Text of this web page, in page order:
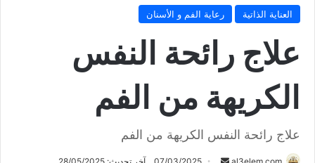
العناية الذاتية رعاية الفم و الأسنان
علاج رائحة النفس
الكريهة من الفم
علاج رائحة النفس الكريهة من الفم
أرسل